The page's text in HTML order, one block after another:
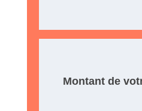
Montant de